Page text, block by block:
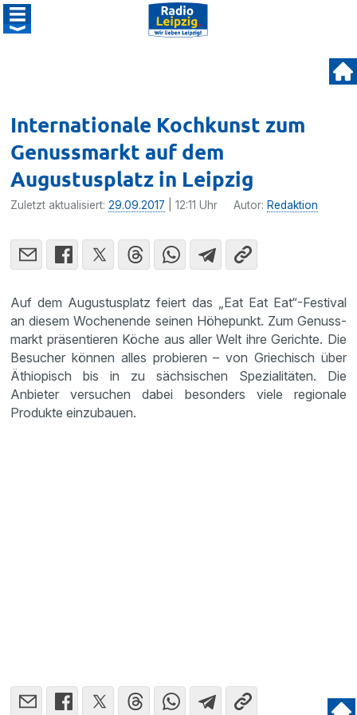
Internationale Kochkunst zum
Genussmarkt auf dem
Augustusplatz in Leipzig
Zuletzt aktualisiert:29.09.2017 | 12:11 Uhr Autor: Redaktion
Auf dem Augus­tus­platz feiert das „Eat Eat Eat“-Festival
an diesem Wochen­ende seinen Höhepunkt. Zum Genuss­
markt präsen­tieren Köche aus aller Welt ihre Gerichte. Die
Besucher können alles probieren – von Griechisch über
Äthio­pisch bis in zu sächsi­schen Spezia­li­täten. Die
Anbieter versu­chen dabei beson­ders viele regio­nale
Produkte einzu­bauen.